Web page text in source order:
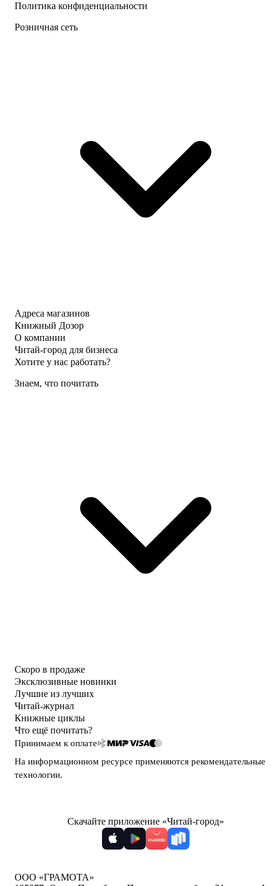
Политика конфиденциальности
Розничная сеть
Адреса магазинов
Книжный Дозор
О компании
Читай-город для бизнеса
Хотите у нас работать?
Знаем, что почитать
Скоро в продаже
Эксклюзивные новинки
Лучшие из лучших
Читай-журнал
Книжные циклы
Что ещё почитать?
Принимаем к оплате
На информационном ресурсе применяются рекомендательные
технологии.
Скачайте приложение «Читай-город»
ООО «ГРАМОТА»